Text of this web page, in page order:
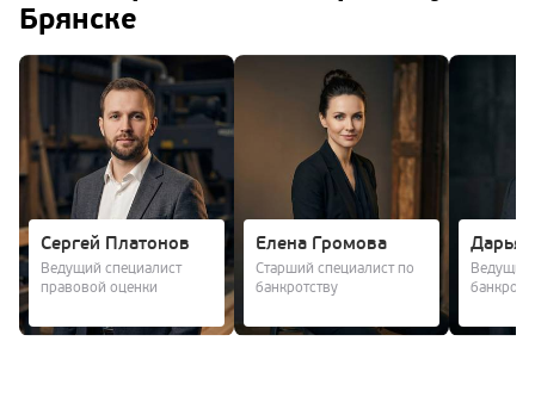
Брянске
Сергей Платонов
Ведущий специалист
правовой оценки
Елена Громова
Старший специалист по
банкротству
Дарья
Ведущий